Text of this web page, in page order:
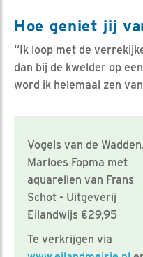
Hoe geniet jij
“Ik loop met de
dan bij de kwelder op
word ik helemaal zen
Vogels van de
Marloes Fopma met
aquarellen van Frans
Schot - Uitgeverij
Eilandwijs €29,95
Te verkrijgen via